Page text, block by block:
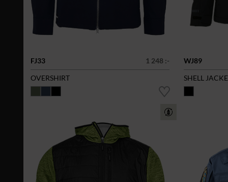
FJ33
1 248 :-
OVERSHIRT
WJ89
SHELL